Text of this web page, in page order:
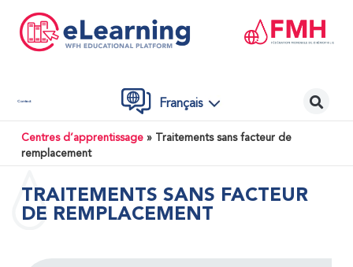
Contact Français
Centres d’apprentissage»
Traitements sans facteur de
remplacement
TRAITEMENTS SANS FACTEUR
DE REMPLACEMENT